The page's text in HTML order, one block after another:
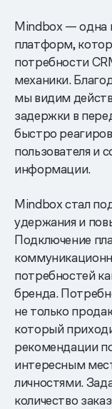
Mindbox — одна
платформ,
потребности
механики.
мы видим
задержки в
быстро
пользователя и
информации.
Mindbox стал
удержания и
Подключение
потребностей
бренда.
не только
который
рекомендации
интересным
личностями.
количество